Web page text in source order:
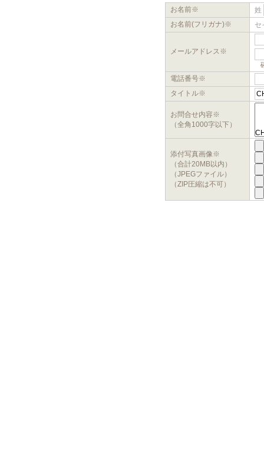
お名前※
姓
お名前(フリガナ)※ セ
メールアドレス※
電話番号※
タイトル※
お問合せ内容※
（全角1000字以下）
添付写真画像※
（合計20MB以内）
（JPEGファイル）
（ZIP圧縮は不可）